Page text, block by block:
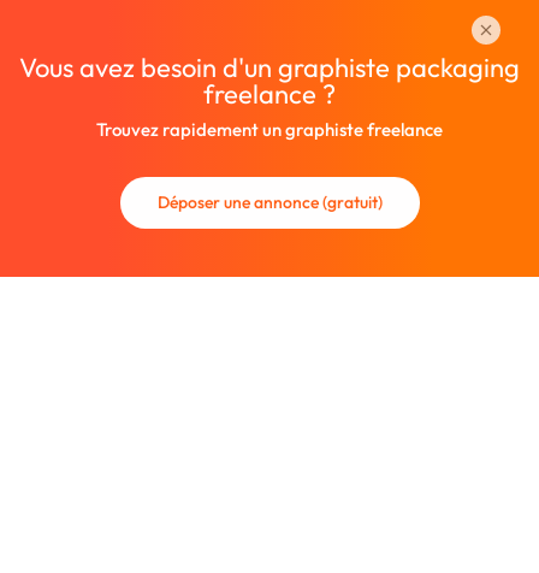
Vous avez besoin d'un graphiste packaging
freelance ?
Trouvez rapidement un graphiste freelance
Déposer une annonce (gratuit)